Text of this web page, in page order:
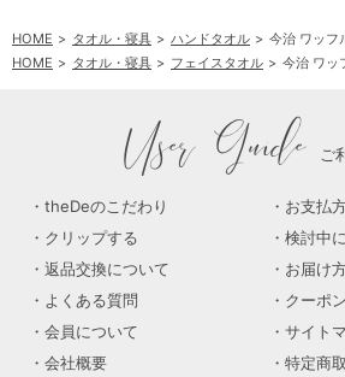
HOME タオル・寝具 ハンドタオル
今治 ワッフ
HOME
タオル・寝具 フェイスタオル 今治 ワッ
User Guide ご
theDeのこだわり
お支払
クリップする
検討中
返品交換について
お届け
よくある質問
クーポ
会員について
サイト
会社概要
特定商